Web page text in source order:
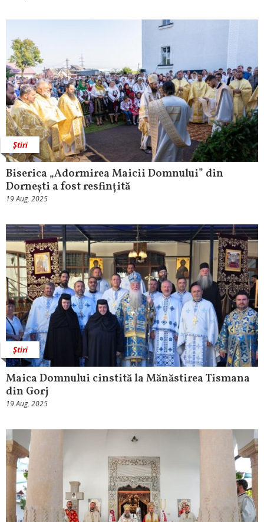
Știri
Biserica „Adormirea Maicii Domnului” din
Dornești a fost resfințită
19 Aug, 2025
Știri
Maica Domnului cinstită la Mănăstirea Tismana
din Gorj
19 Aug, 2025